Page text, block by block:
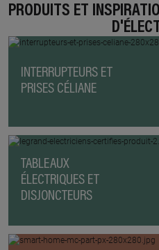
PRODUITS ET
INTERRUPTEURS ET
PRISES CÉLIANE
TABLEAUX
ÉLECTRIQUES ET
DISJONCTEURS